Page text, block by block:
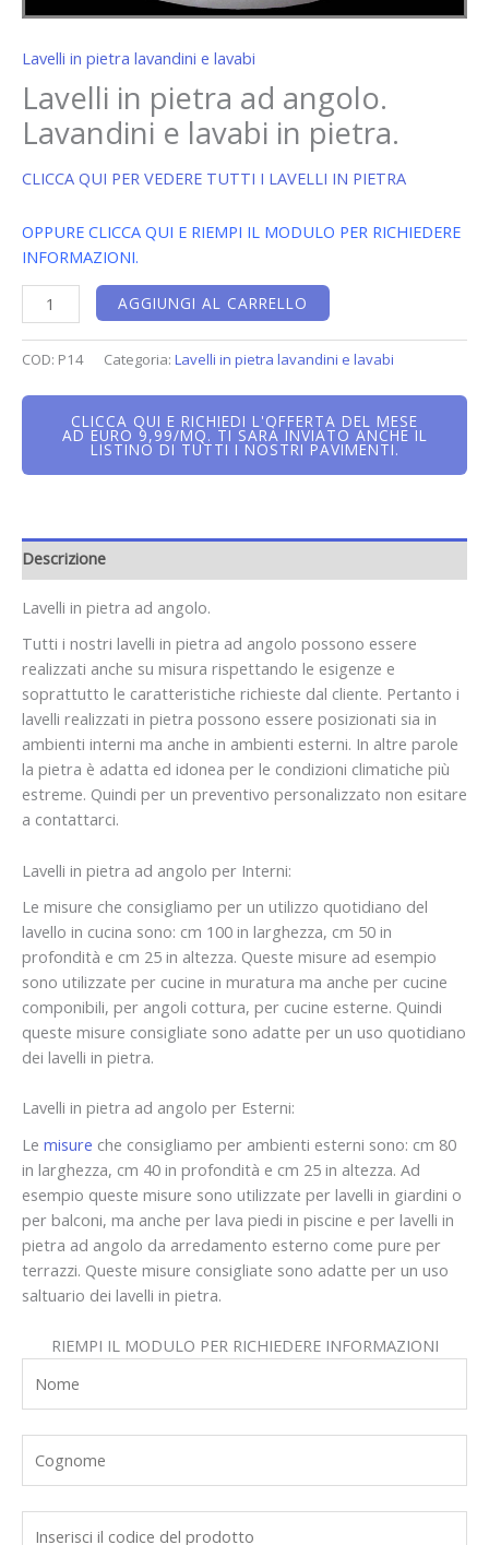
Lavelli in pietra lavandini e lavabi
Lavelli in pietra ad angolo.
Lavandini e lavabi in pietra.
CLICCA QUI PER VEDERE TUTTI I LAVELLI IN PIETRA
OPPURE CLICCA QUI E RIEMPI IL MODULO PER RICHIEDERE
INFORMAZIONI.
AGGIUNGI AL CARRELLO
COD: P14 Categoria: Lavelli in pietra lavandini e lavabi
CLICCA QUI E RICHIEDI L'OFFERTA DEL MESE
AD EURO 9,99/MQ. TI SARÀ INVIATO ANCHE IL
LISTINO DI TUTTI I NOSTRI PAVIMENTI.
Descrizione
Lavelli in pietra ad angolo.
Tutti i nostri lavelli in pietra ad angolo possono essere
realizzati anche su misura rispettando le esigenze e
soprattutto le caratteristiche richieste dal cliente. Pertanto i
lavelli realizzati in pietra possono essere posizionati sia in
ambienti interni ma anche in ambienti esterni. In altre parole
la pietra è adatta ed idonea per le condizioni climatiche più
estreme. Quindi per un preventivo personalizzato non esitare
a contattarci.
Lavelli in pietra ad angolo per Interni:
Le misure che consigliamo per un utilizzo quotidiano del
lavello in cucina sono: cm 100 in larghezza, cm 50 in
profondità e cm 25 in altezza. Queste misure ad esempio
sono utilizzate per cucine in muratura ma anche per cucine
componibili, per angoli cottura, per cucine esterne. Quindi
queste misure consigliate sono adatte per un uso quotidiano
dei lavelli in pietra.
Lavelli in pietra ad angolo per Esterni:
Le misure che consigliamo per ambienti esterni sono: cm 80
in larghezza, cm 40 in profondità e cm 25 in altezza. Ad
esempio queste misure sono utilizzate per lavelli in giardini o
per balconi, ma anche per lava piedi in piscine e per lavelli in
pietra ad angolo da arredamento esterno come pure per
terrazzi. Queste misure consigliate sono adatte per un uso
saltuario dei lavelli in pietra.
RIEMPI IL MODULO PER RICHIEDERE INFORMAZIONI